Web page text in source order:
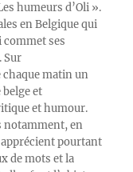
humeurs d’Oli ».
en Belgique qui
commet ses
Sur
chaque matin un
et
et humour.
notamment, en
pourtant
de mots et la